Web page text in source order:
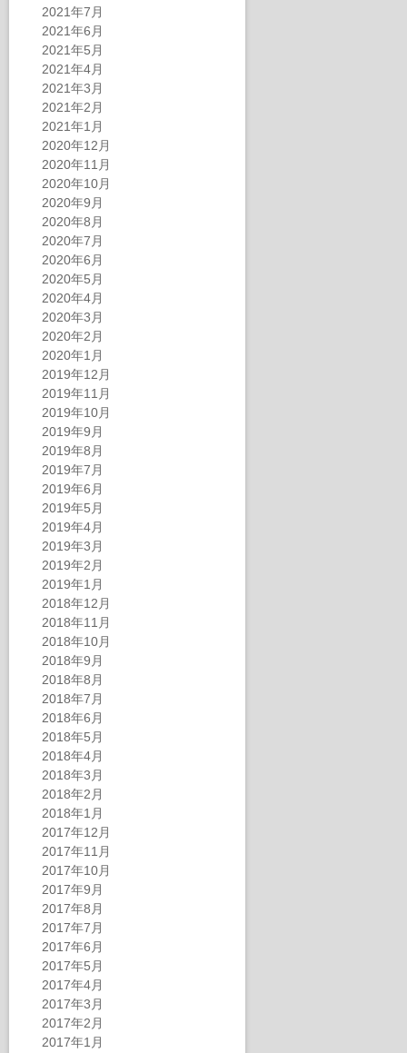
2021年7月
2021年6月
2021年5月
2021年4月
2021年3月
2021年2月
2021年1月
2020年12月
2020年11月
2020年10月
2020年9月
2020年8月
2020年7月
2020年6月
2020年5月
2020年4月
2020年3月
2020年2月
2020年1月
2019年12月
2019年11月
2019年10月
2019年9月
2019年8月
2019年7月
2019年6月
2019年5月
2019年4月
2019年3月
2019年2月
2019年1月
2018年12月
2018年11月
2018年10月
2018年9月
2018年8月
2018年7月
2018年6月
2018年5月
2018年4月
2018年3月
2018年2月
2018年1月
2017年12月
2017年11月
2017年10月
2017年9月
2017年8月
2017年7月
2017年6月
2017年5月
2017年4月
2017年3月
2017年2月
2017年1月